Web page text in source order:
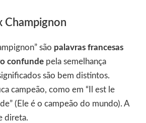
Champignon
são palavras francesas
confundepela semelhança
são bem distintos.
campeão, como em “Il est le
(Ele é o campeão do mundo). A
direta.